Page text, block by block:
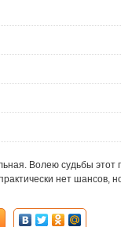
Волею судьбы этот
нет шансов,